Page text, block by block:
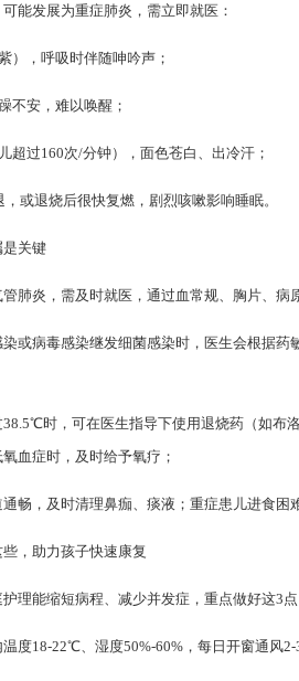
能发展为重症肺炎，需立即就医：
），呼吸时伴随呻吟声；
不安，难以唤醒；
超过160次/分钟），面色苍白、出冷汗；
或退烧后很快复燃，剧烈咳嗽影响睡眠。
是关键
肺炎，需及时就医，通过血常规、胸片、病
或病毒感染继发细菌感染时，医生会根据
时，可在医生指导下使用退烧药（如布
血症时，及时给予氧疗；
畅，及时清理鼻痂、痰液；重症患儿进食
，助力孩子快速康复
理能缩短病程、减少并发症，重点做好这3
度18-22℃、湿度50%-60%，每日开窗通风